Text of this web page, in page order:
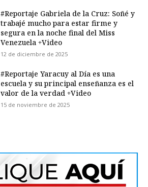
#Reportaje Gabriela de la Cruz: Soñé y
trabajé mucho para estar firme y
segura en la noche final del Miss
Venezuela +Video
12 de diciembre de 2025
#Reportaje Yaracuy al Día es una
escuela y su principal enseñanza es el
valor de la verdad +Video
15 de noviembre de 2025